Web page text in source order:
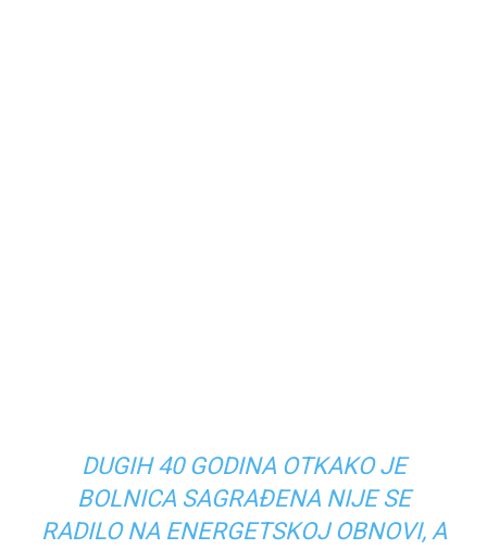
DUGIH 40 GODINA OTKAKO JE
BOLNICA SAGRAĐENA NIJE SE
RADILO NA ENERGETSKOJ OBNOVI, A